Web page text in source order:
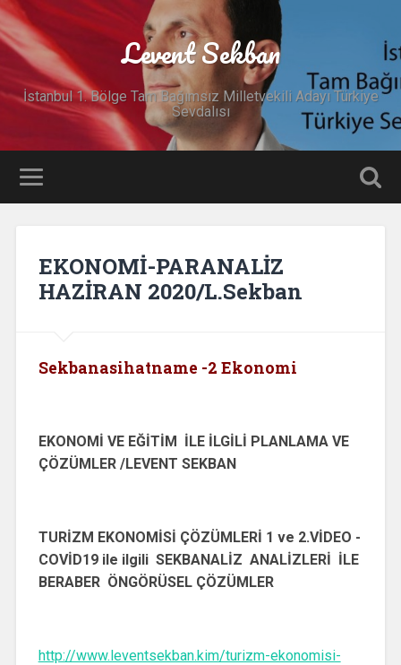
Levent Sekban
İstanbul 1. Bölge Tam Bağımsız Milletvekili Adayı Türkiye
Sevdalısı
EKONOMİ-PARANALİZ
HAZİRAN 2020/L.Sekban
Sekbanasihatname -2 Ekonomi
EKONOMİ VE EĞİTİM İLE İLGİLİ PLANLAMA VE
ÇÖZÜMLER /LEVENT SEKBAN
TURİZM EKONOMİSİ ÇÖZÜMLERİ 1 ve 2.VİDEO -
COVİD19 ile ilgili SEKBANALİZ ANALİZLERİ İLE
BERABER ÖNGÖRÜSEL ÇÖZÜMLER
http://www.leventsekban.kim/turizm-ekonomisi-